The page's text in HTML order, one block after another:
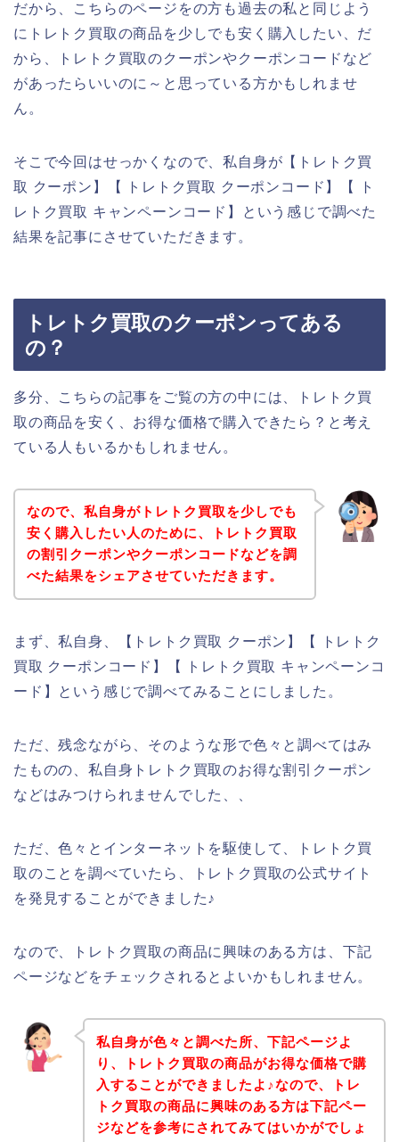
だから、こちらのページをの方も過去の私と同じよう
にトレトク買取の商品を少しでも安く購入したい、だ
から、トレトク買取のクーポンやクーポンコードなど
があったらいいのに～と思っている方かもしれませ
ん。
そこで今回はせっかくなので、私自身が【トレトク買
取 クーポン】【 トレトク買取 クーポンコード】【 ト
レトク買取 キャンペーンコード】という感じで調べた
結果を記事にさせていただきます。
トレトク買取のクーポンってある
の？
多分、こちらの記事をご覧の方の中には、トレトク買
取の商品を安く、お得な価格で購入できたら？と考え
ている人もいるかもしれません。
なので、私自身がトレトク買取を少しでも
安く購入したい人のために、トレトク買取
の割引クーポンやクーポンコードなどを調
べた結果をシェアさせていただきます。
まず、私自身、【トレトク買取 クーポン】【 トレトク
買取 クーポンコード】【 トレトク買取 キャンペーンコ
ード】という感じで調べてみることにしました。
ただ、残念ながら、そのような形で色々と調べてはみ
たものの、私自身トレトク買取のお得な割引クーポン
などはみつけられませんでした、、
ただ、色々とインターネットを駆使して、トレトク買
取のことを調べていたら、トレトク買取の公式サイト
を発見することができました♪
なので、トレトク買取の商品に興味のある方は、下記
ページなどをチェックされるとよいかもしれません。
私自身が色々と調べた所、下記ページよ
り、トレトク買取の商品がお得な価格で購
入することができましたよ♪なので、トレ
トク買取の商品に興味のある方は下記ペー
ジなどを参考にされてみてはいかがでしょ